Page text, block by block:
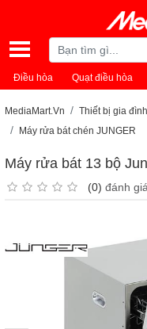
Điều hòa Quạt điều hòa
MediaMart.Vn Thiết bị gia đình
Máy rửa bát chén JUNGER
Máy rửa bát 13 bộ
(0) đánh giá